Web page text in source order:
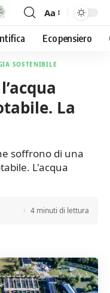
Font
Resizer
Aa
Eco pensiero
SOSTENIBILE
La
soffrono di una
L'acqua
4 minuti di lettura